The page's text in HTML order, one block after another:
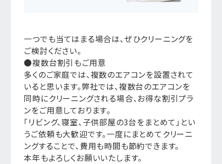
一つでも当てはまる場合は、ぜひクリーニングを
ご検討ください。
●複数台割引もご用意
多くのご家庭では、複数のエアコンを設置されて
いると思います。弊社では、複数台のエアコンを
同時にクリーニングされる場合、お得な割引プラ
ンをご用意しております。
「リビング、寝室、子供部屋の3台をまとめて」とい
うご依頼も大歓迎です。一度にまとめてクリーニ
ングすることで、費用も時間も節約できます。
本年もよろしくお願いいたします。